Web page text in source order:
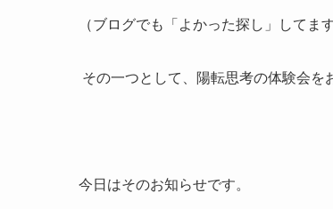
（ブログでも「よかった探し」してます
その一つとして、陽転思考の体験会を
今日はそのお知らせです。